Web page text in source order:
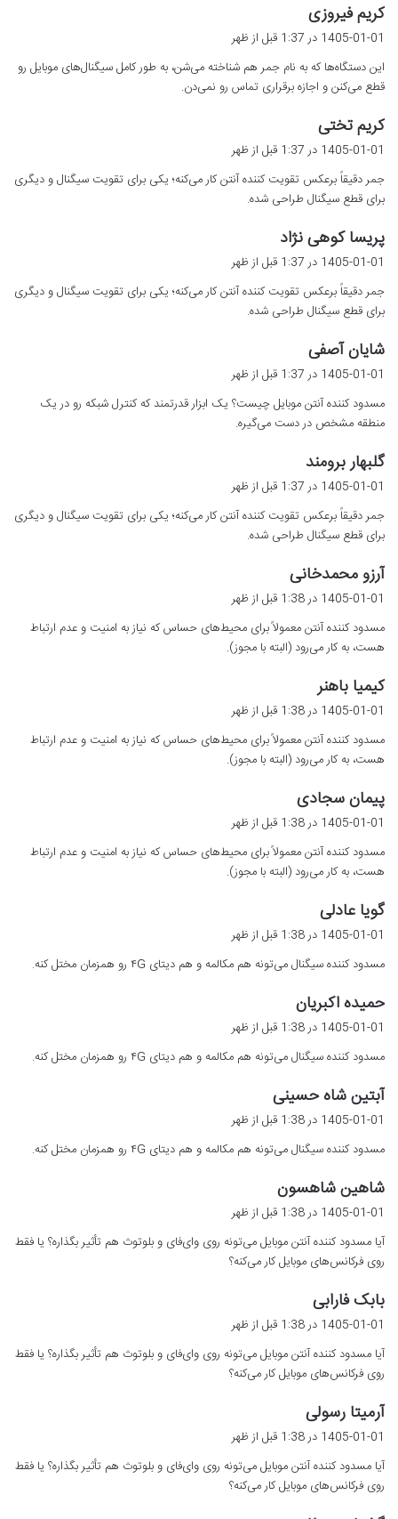
کریم فیروزی
ف
ت
:
1405-01-01 در 1:37 قبل از ظهر
این دستگاه‌ها که به نام جمر هم شناخته می‌شن، به طور کامل سیگنال‌های موبایل رو
قطع می‌کنن و اجازه برقراری تماس رو نمی‌دن.
کریم تختی
ت
:
1405-01-01 در 1:37 قبل از ظهر
جمر دقیقاً برعکس تقویت کننده آنتن کار می‌کنه؛ یکی برای تقویت سیگنال و دیگری
برای قطع سیگنال طراحی شده.
پریسا کوهی نژاد
ف
:
1405-01-01 در 1:37 قبل از ظهر
جمر دقیقاً برعکس تقویت کننده آنتن کار می‌کنه؛ یکی برای تقویت سیگنال و دیگری
برای قطع سیگنال طراحی شده.
شایان آصفی
ف
ت
:
1405-01-01 در 1:37 قبل از ظهر
مسدود کننده آنتن موبایل چیست؟ یک ابزار قدرتمند که کنترل شبکه رو در یک
منطقه مشخص در دست می‌گیره.
گلبهار برومند
ف
:
1405-01-01 در 1:37 قبل از ظهر
جمر دقیقاً برعکس تقویت کننده آنتن کار می‌کنه؛ یکی برای تقویت سیگنال و دیگری
برای قطع سیگنال طراحی شده.
آرزو محمدخانی
ف
:
1405-01-01 در 1:38 قبل از ظهر
مسدود کننده آنتن معمولاً برای محیط‌های حساس که نیاز به امنیت و عدم ارتباط
هست، به کار می‌رود (البته با مجوز).
کیمیا باهنر
ت
:
1405-01-01 در 1:38 قبل از ظهر
مسدود کننده آنتن معمولاً برای محیط‌های حساس که نیاز به امنیت و عدم ارتباط
هست، به کار می‌رود (البته با مجوز).
پیمان سجادی
ف
:
1405-01-01 در 1:38 قبل از ظهر
مسدود کننده آنتن معمولاً برای محیط‌های حساس که نیاز به امنیت و عدم ارتباط
هست، به کار می‌رود (البته با مجوز).
گویا عادلی
ت
:
1405-01-01 در 1:38 قبل از ظهر
مسدود کننده سیگنال می‌تونه هم مکالمه و هم دیتای ۴G رو همزمان مختل کنه.
حمیده اکبریان
ف
:
1405-01-01 در 1:38 قبل از ظهر
مسدود کننده سیگنال می‌تونه هم مکالمه و هم دیتای ۴G رو همزمان مختل کنه.
آبتین شاه حسینی
ف
ت
:
1405-01-01 در 1:38 قبل از ظهر
مسدود کننده سیگنال می‌تونه هم مکالمه و هم دیتای ۴G رو همزمان مختل کنه.
شاهین شاهسون
ف
ت
:
1405-01-01 در 1:38 قبل از ظهر
آیا مسدود کننده آنتن موبایل می‌تونه روی وای‌فای و بلوتوث هم تأثیر بگذاره؟ یا فقط
روی فرکانس‌های موبایل کار می‌کنه؟
بابک فارابی
ت
1405-01-01 در 1:38 قبل از ظهر
آیا مسدود کننده آنتن موبایل می‌تونه روی وای‌فای و بلوتوث هم تأثیر بگذاره؟ یا فقط
روی فرکانس‌های موبایل کار می‌کنه؟
آرمیتا رسولی
ف
:
1405-01-01 در 1:38 قبل از ظهر
آیا مسدود کننده آنتن موبایل می‌تونه روی وای‌فای و بلوتوث هم تأثیر بگذاره؟ یا فقط
روی فرکانس‌های موبایل کار می‌کنه؟